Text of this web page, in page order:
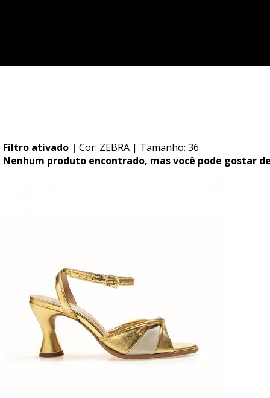
Filtro ativado | Cor: ZEBRA | Tamanho: 36
Nenhum produto encontrado, mas você pode gostar